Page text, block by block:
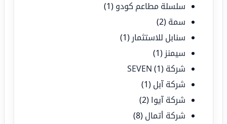
سلسلة مطاعم كودو (1)
سمة (2)
سنابل للاستثمار (1)
سيمنز (1)
شركة SEVEN (1)
شركة آبل (1)
شركة آيوا (2)
شركة أتمال (8)